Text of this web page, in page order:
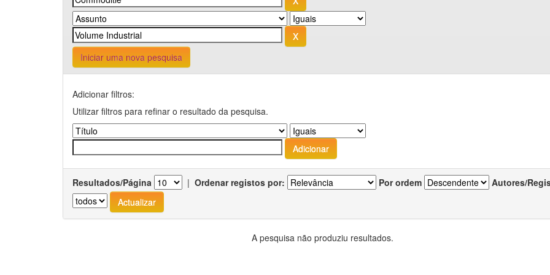
Iniciar uma nova pesquisa
Adicionar filtros:
Utilizar filtros para refinar o resultado da pesquisa.
Resultados/Página | Ordenar registos por: Por ordem Autores/
A pesquisa não produziu resultados.